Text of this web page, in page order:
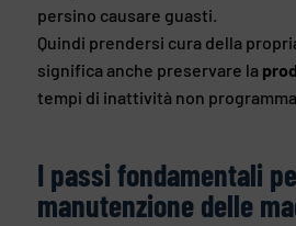
persino causare guasti.
Quindi prendersi cura della
significa anche preservare la
tempi di inattività non
I passi fondamentali
manutenzione delle